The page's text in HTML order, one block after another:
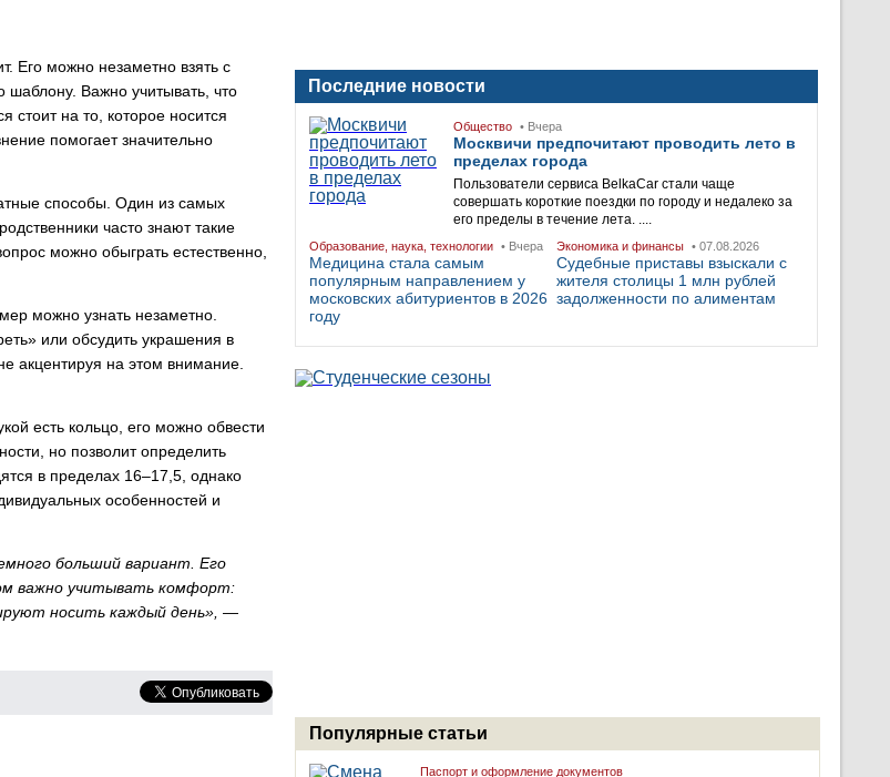
Его можно незаметно взять с
шаблону. Важно учитывать, что
стоит на то, которое носится
помогает значительно
способы. Один из самых
часто знают такие
можно обыграть естественно,
можно узнать незаметно.
или обсудить украшения в
акцентируя на этом внимание.
есть кольцо, его можно обвести
но позволит определить
в пределах 16–17,5, однако
особенностей и
больший вариант. Его
важно учитывать комфорт:
носить каждый день», —
Последние новости
Общество • Вчера
Москвичи предпочитают проводить лето в
пределах города
Пользователи сервиса BelkaCar стали чаще
совершать короткие поездки по городу и недалеко за
его пределы в течение лета. ....
Образование, наука, технологии • Вчера
Медицина стала самым
популярным направлением у
московских абитуриентов в 2026
году
Экономика и финансы • 07.08.2026
Судебные приставы взыскали с
жителя столицы 1 млн рублей
задолженности по алиментам
Популярные статьи
Паспорт и оформление документов